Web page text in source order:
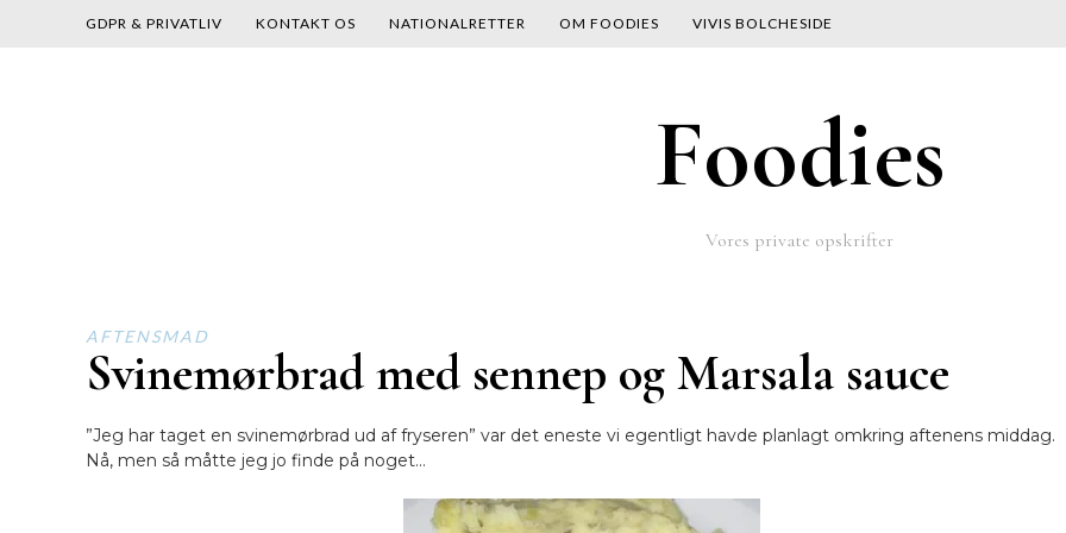
GDPR & PRIVATLIV KONTAKT OS NATIONALRETTER OM FOODIES VIVIS BOLCHESIDE
Foodies
Vores private opskrifter
AFTENSMAD
Svinemørbrad med sennep og Marsala sauce
”Jeg har taget en svinemørbrad ud af fryseren” var det eneste vi egentligt havde planlagt omkring aftenens middag.
Nå, men så måtte jeg jo finde på noget…